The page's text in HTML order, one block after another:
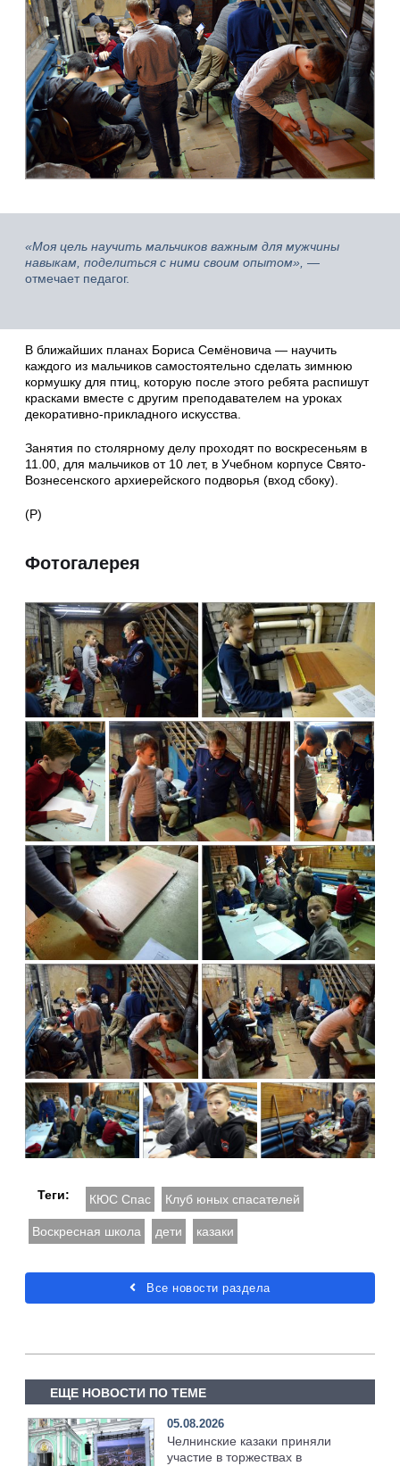
«Моя цель научить мальчиков важным для мужчины
навыкам, поделиться с ними своим опытом», —
отмечает педагог.
В ближайших планах Бориса Семёновича — научить
каждого из мальчиков самостоятельно сделать зимнюю
кормушку для птиц, которую после этого ребята распишут
красками вместе с другим преподавателем на уроках
декоративно-прикладного искусства.
Занятия по столярному делу проходят по воскресеньям в
11.00, для мальчиков от 10 лет, в Учебном корпусе Свято-
Вознесенского архиерейского подворья (вход сбоку).
(Р)
Фотогалерея
Теги: КЮС Спас Клуб юных спасателей
Воскресная школа дети казаки
Все новости раздела
ЕЩЕ НОВОСТИ ПО ТЕМЕ
05.08.2026
Челнинские казаки приняли
участие в торжествах в